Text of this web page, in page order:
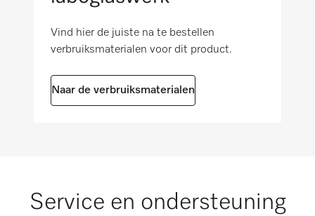
spoelruimte
spoelruimte
i
(1.4301/304)
Vind hier de juiste na te bestellen
verbruiksmaterialen voor dit product.
Naar de verbruiksmaterialen
Service en ondersteuning